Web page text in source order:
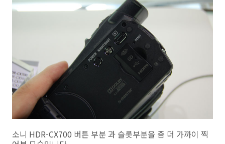
소니 HDR-CX700 버튼 부분 과 슬롯부분을 좀 더 가까이 찍